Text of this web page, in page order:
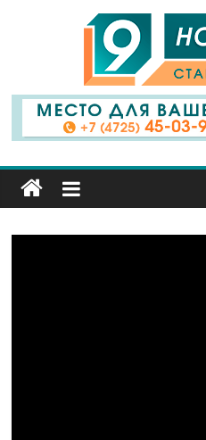
9
Канал
Старый